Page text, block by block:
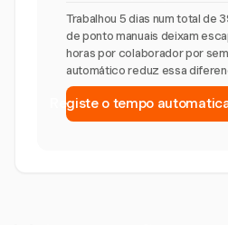
Trabalhou 5 dias num total de
de ponto manuais deixam
horas por colaborador por
automático reduz essa
Registe o tempo